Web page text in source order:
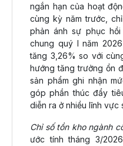
ngắn hạn của hoạt
cùng kỳ năm trước,
phản ánh sự phục
chung quý I năm
tăng 3,26% so với
hướng tăng trưởng ổn
sản phẩm ghi nhận
góp phần thúc đẩy
diễn ra ở nhiều lĩnh vực
Chỉ số tồn kho ngành
ước tính tháng 3/